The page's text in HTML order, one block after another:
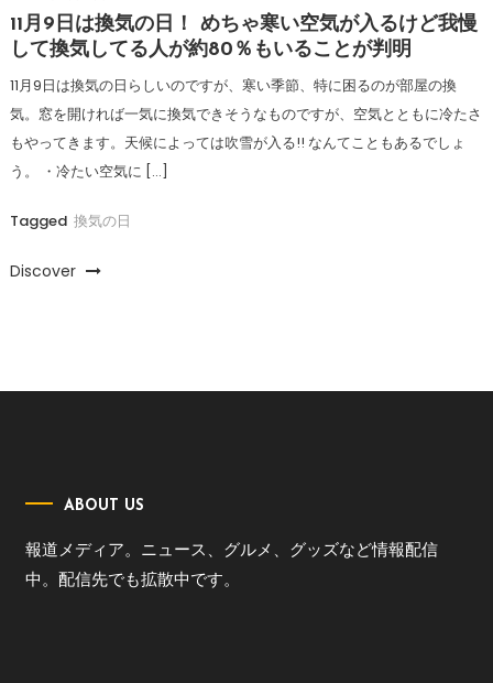
11月9日は換気の日！ めちゃ寒い空気が入るけど我慢
して換気してる人が約80％もいることが判明
11月9日は換気の日らしいのですが、寒い季節、特に困るのが部屋の換
気。窓を開ければ一気に換気できそうなものですが、空気とともに冷たさ
もやってきます。天候によっては吹雪が入る!! なんてこともあるでしょ
う。 ・冷たい空気に […]
Tagged 換気の日
Discover
ABOUT US
報道メディア。ニュース、グルメ、グッズなど情報配信
中。配信先でも拡散中です。